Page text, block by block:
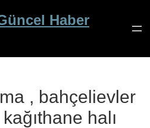
Haber
, bahçelievler
halı